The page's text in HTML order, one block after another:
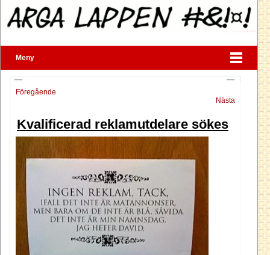
Meny
Föregående
Nästa
Kvalificerad reklamutdelare sökes